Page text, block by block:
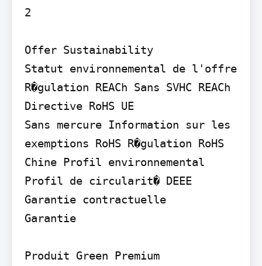
2
Offer Sustainability
Statut environnemental de l'offre
R�gulation REACh Sans SVHC REACh
Directive RoHS UE
Sans mercure Information sur les
exemptions RoHS R�gulation RoHS
Chine Profil environnemental
Profil de circularit� DEEE
Garantie contractuelle
Garantie
Produit Green Premium